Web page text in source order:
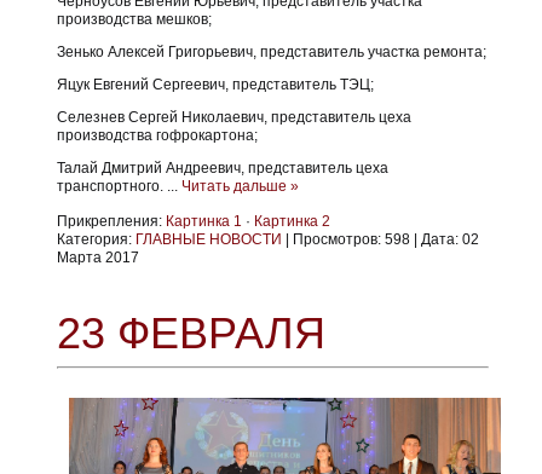
производства мешков;
Зенько Алексей Григорьевич, представитель участка ремонта;
Яцук Евгений Сергеевич, представитель ТЭЦ;
Селезнев Сергей Николаевич, представитель цеха
производства гофрокартона;
Талай Дмитрий Андреевич, представитель цеха
транспортного. ... Читать дальше »
Прикрепления: Картинка 1 · Картинка 2
Категория: ГЛАВНЫЕ НОВОСТИ Просмотров: 598 |Дата: 02
Марта 2017
23 ФЕВРАЛЯ